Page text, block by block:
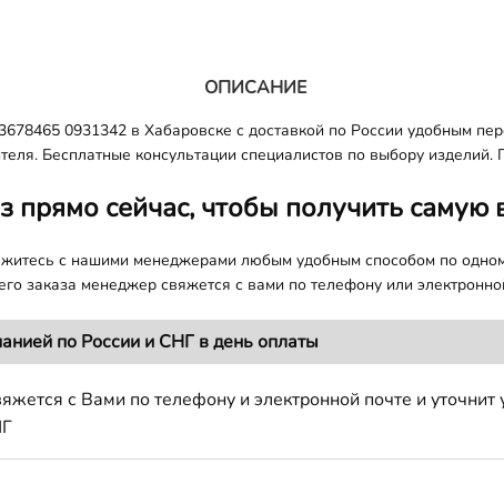
ОПИСАНИЕ
0931342 в Хабаровске с доставкой по России удобным
Бесплатные консультации специалистов по выбору
прямо сейчас, чтобы получить
с нашими менеджерами любым удобным способом по
заказа менеджер свяжется с вами по телефону или
по России и СНГ в день оплаты
с Вами по телефону и электронной почте и уточнит